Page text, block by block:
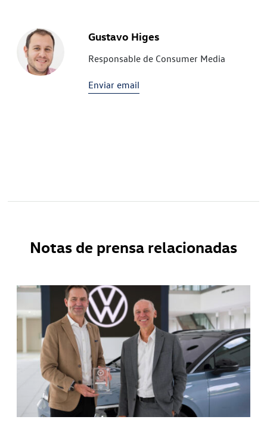
Gustavo Higes
Responsable de Consumer Media
Enviar email
Notas de prensa relacionadas